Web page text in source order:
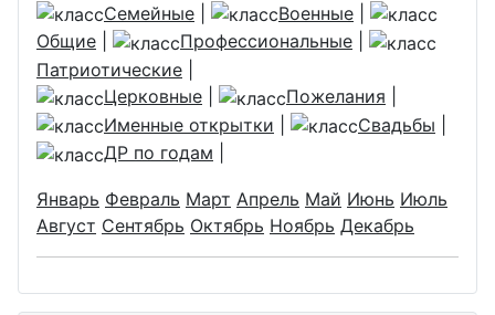
Семейные Военные
Общие
Профессиональные
Патриотические
Церковные
Пожелания
Именные открытки
Свадьбы
ДР по годам
Январь Февраль Март Апрель Май Июнь Июль
Август Сентябрь Октябрь Ноябрь Декабрь